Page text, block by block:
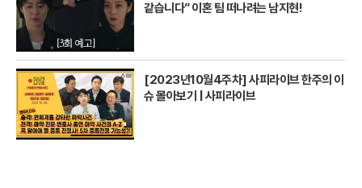
같습니다” 이혼 팀 떠나려는 남지현!
[2023년10월4주차] 사피라이브 한주의 이
슈 몰아보기 | 사피라이브